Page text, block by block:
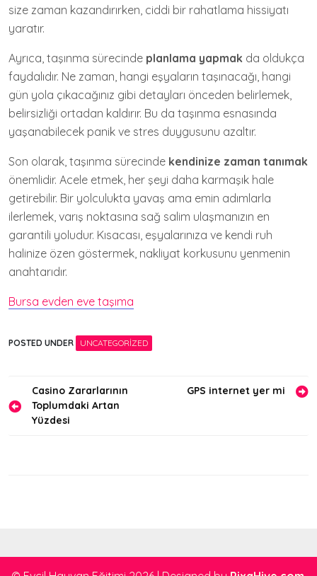
size zaman kazandırırken, ciddi bir rahatlama hissiyatı
yaratır.
Ayrıca, taşınma sürecinde planlama yapmak da oldukça
faydalıdır. Ne zaman, hangi eşyaların taşınacağı, hangi
gün yola çıkacağınız gibi detayları önceden belirlemek,
belirsizliği ortadan kaldırır. Bu da taşınma esnasında
yaşanabilecek panik ve stres duygusunu azaltır.
Son olarak, taşınma sürecinde kendinize zaman tanımak
önemlidir. Acele etmek, her şeyi daha karmaşık hale
getirebilir. Bir yolculukta yavaş ama emin adımlarla
ilerlemek, varış noktasına sağ salim ulaşmanızın en
garantili yoludur. Kısacası, eşyalarınıza ve kendi ruh
halinize özen göstermek, nakliyat korkusunu yenmenin
anahtarıdır.
Bursa evden eve taşıma
POSTED UNDER UNCATEGORIZED
Yazı
gezinmesi
Casino Zararlarının
Toplumdaki Artan
Yüzdesi
GPS internet yer mi